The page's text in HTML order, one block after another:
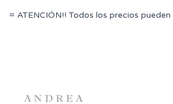
= ATENCIÓN!! Todos los precios